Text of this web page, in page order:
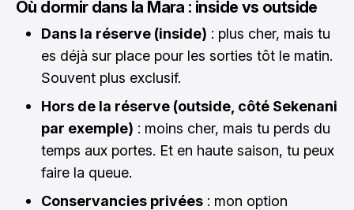
Où dormir dans la Mara : inside vs outside
Dans la réserve (inside) : plus cher, mais tu
es déjà sur place pour les sorties tôt le matin.
Souvent plus exclusif.
Hors de la réserve (outside, côté Sekenani
par exemple) : moins cher, mais tu perds du
temps aux portes. Et en haute saison, tu peux
faire la queue.
Conservancies privées : mon option